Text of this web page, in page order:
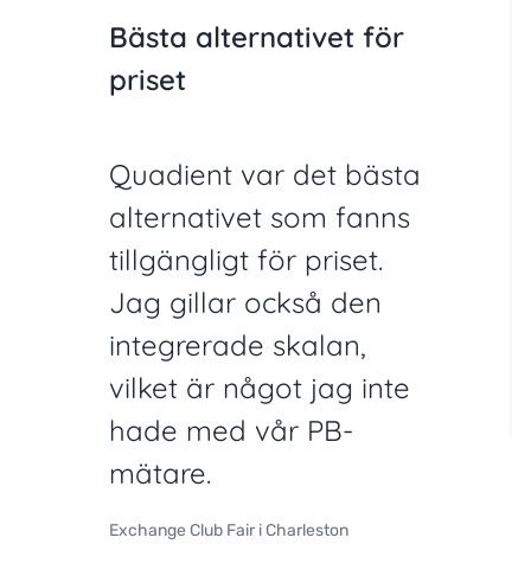
Bästa alternativet för
priset
Quadient var det bästa
alternativet som fanns
tillgängligt för priset.
Jag gillar också den
integrerade skalan,
vilket är något jag inte
hade med vår PB-
mätare.
Exchange Club Fair i Charleston